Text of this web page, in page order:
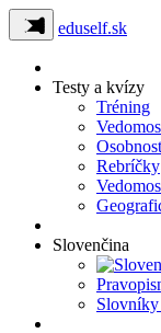
eduself.sk
Testy a kvízy
Tréning
Rebríčky
Slovenčina